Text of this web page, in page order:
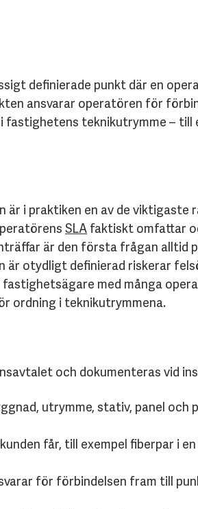
definierade punkt där en
ansvarar operatören för
teknikutrymme – till
i praktiken en av de viktigaste
SLA faktiskt omfattar
är den första frågan alltid
är otydligt definierad riskerar
med många
ordning i teknikutrymmena.
och dokumenteras vid
utrymme, stativ, panel och
får, till exempel fiberpar i
för förbindelsen fram till